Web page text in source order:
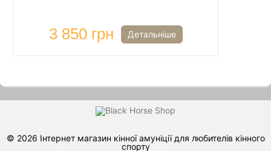
3 850 грн Детальніше
© 2026 Інтернет магазин кінної амуніції для любителів кінного
спорту